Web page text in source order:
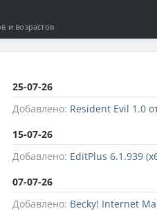
и возрастов
25-07-26
Добавлено: Resident Evil 1.0
15-07-26
Добавлено: EditPlus 6.1.939
07-07-26
Добавлено: Becky! Internet